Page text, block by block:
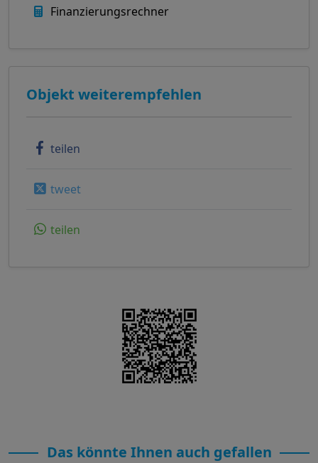
Finanzierungsrechner
Objekt weiterempfehlen
teilen
tweet
teilen
Das könnte Ihnen auch gefallen